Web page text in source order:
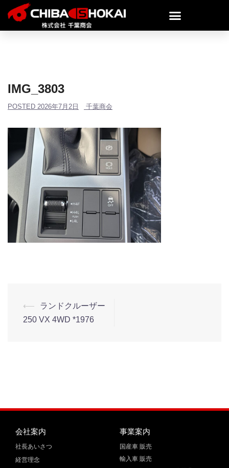
IMG_3803
POSTED 2026年7月2日 千葉商会
⟵
ランドクルーザー
250 VX 4WD *1976
会社案内
社長あいさつ
経営理念
事業案内
国産車 販売
輸入車 販売